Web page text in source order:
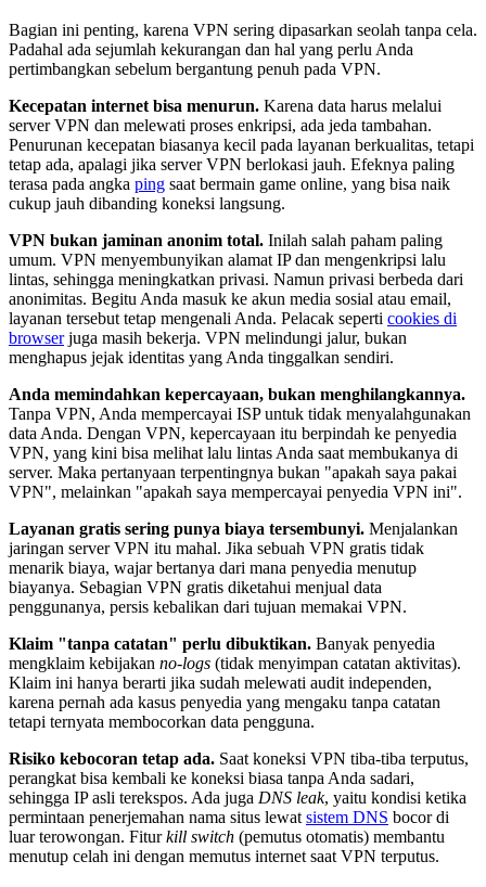
Bagian ini penting, karena VPN sering dipasarkan seolah tanpa cela.
Padahal ada sejumlah kekurangan dan hal yang perlu Anda
pertimbangkan sebelum bergantung penuh pada VPN.
Kecepatan internet bisa menurun. Karena data harus melalui
server VPN dan melewati proses enkripsi, ada jeda tambahan.
Penurunan kecepatan biasanya kecil pada layanan berkualitas, tetapi
tetap ada, apalagi jika server VPN berlokasi jauh. Efeknya paling
terasa pada angka ping saat bermain game online, yang bisa naik
cukup jauh dibanding koneksi langsung.
VPN bukan jaminan anonim total. Inilah salah paham paling
umum. VPN menyembunyikan alamat IP dan mengenkripsi lalu
lintas, sehingga meningkatkan privasi. Namun privasi berbeda dari
anonimitas. Begitu Anda masuk ke akun media sosial atau email,
layanan tersebut tetap mengenali Anda. Pelacak seperti cookies di
browserjuga masih bekerja. VPN melindungi jalur, bukan
menghapus jejak identitas yang Anda tinggalkan sendiri.
Anda memindahkan kepercayaan, bukan menghilangkannya.
Tanpa VPN, Anda mempercayai ISP untuk tidak menyalahgunakan
data Anda. Dengan VPN, kepercayaan itu berpindah ke penyedia
VPN, yang kini bisa melihat lalu lintas Anda saat membukanya di
server. Maka pertanyaan terpentingnya bukan "apakah saya pakai
VPN", melainkan "apakah saya mempercayai penyedia VPN ini".
Layanan gratis sering punya biaya tersembunyi. Menjalankan
jaringan server VPN itu mahal. Jika sebuah VPN gratis tidak
menarik biaya, wajar bertanya dari mana penyedia menutup
biayanya. Sebagian VPN gratis diketahui menjual data
penggunanya, persis kebalikan dari tujuan memakai VPN.
Klaim "tanpa catatan" perlu dibuktikan. Banyak penyedia
mengklaim kebijakan no-logs (tidak menyimpan catatan aktivitas).
Klaim ini hanya berarti jika sudah melewati audit independen,
karena pernah ada kasus penyedia yang mengaku tanpa catatan
tetapi ternyata membocorkan data pengguna.
Risiko kebocoran tetap ada. Saat koneksi VPN tiba-tiba terputus,
perangkat bisa kembali ke koneksi biasa tanpa Anda sadari,
sehingga IP asli terekspos. Ada juga DNS leak, yaitu kondisi ketika
permintaan penerjemahan nama situs lewat sistem DNS bocor di
luar terowongan. Fiturkill switch (pemutus otomatis) membantu
menutup celah ini dengan memutus internet saat VPN terputus.